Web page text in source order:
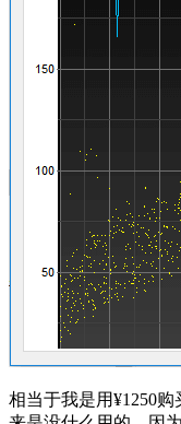
相当于我是用¥1250